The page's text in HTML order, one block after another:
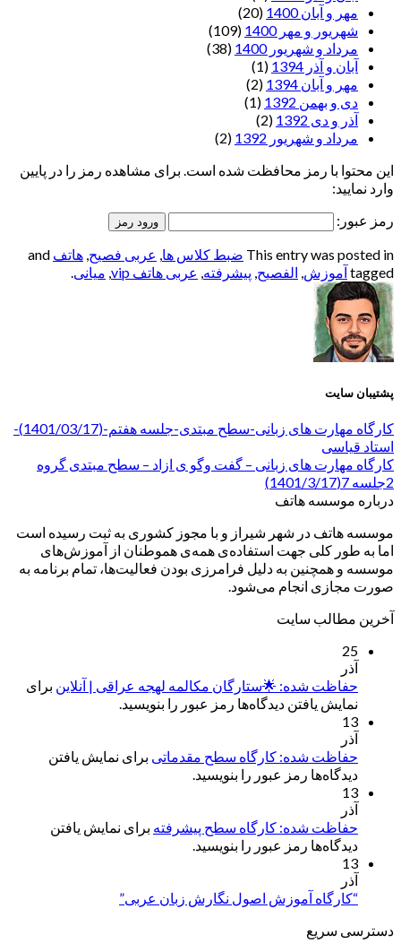
مهر و آبان 1400
(20)
شهریور و مهر 1400
(109)
مرداد و شهریور 1400
(38)
آبان و آذر 1394
(1)
مهر و آبان 1394
(2)
دی و بهمن 1392
(1)
آذر و دی 1392
(2)
مرداد و شهریور 1392
(2)
این محتوا با رمز محافظت شده است. برای مشاهده رمز را در پایین
وارد نمایید:
رمز عبور:
This entry was posted in ضبط کلاس ها, عربی فصیح, هاتف and
tagged آموزش, الفصيح, پیشرفته, عربی هاتف vip , میانی.
پشتیبان سایت
کارگاه مهارت های زبانی-سطح مبتدی-جلسه هفتم-(1401/03/17)-
استاد قیاسی
کارگاه مهارت های زبانی – گفت وگو ی ازاد – سطح مبتدی گروه
2جلسه 7(1401/3/17)
درباره موسسه هاتف
موسسه هاتف در شهر شیراز و با مجوز کشوری به ثبت رسیده است
اما به طور کلی جهت استفاده‌ی همه‌ی هموطنان از آموزش‌های
موسسه و همچنین به دلیل فرامرزی بودن فعالیت‌ها، تمام برنامه به
صورت مجازی انجام می‌شود.
آخرین مطالب سایت
25
آذر
حفاظت شده: 🌟ستارگان مکالمه لهجه عراقی | آنلاین برای
نمایش یافتن دیدگاه‌ها رمز عبور را بنویسید.
13
آذر
حفاظت شده: کارگاه سطح مقدماتی برای نمایش یافتن
دیدگاه‌ها رمز عبور را بنویسید.
13
آذر
حفاظت شده: کارگاه سطح پیشرفته برای نمایش یافتن
دیدگاه‌ها رمز عبور را بنویسید.
13
آذر
“کارگاه آموزش اصول نگارش زبان عربی”
دسترسی سریع